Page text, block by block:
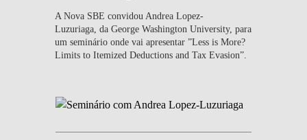
WHAT'S HAPPENING
A Nova SBE convidou Andrea Lopez-
Luzuriaga, da George Washington University, para
um seminário onde vai apresentar ”Less is More?
Limits to Itemized Deductions and Tax Evasion”.